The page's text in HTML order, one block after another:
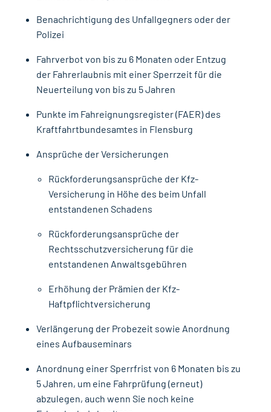
Benachrichtigung des Unfallgegners oder der
Polizei
Fahrverbot von bis zu 6 Monaten oder Entzug
der Fahrerlaubnis mit einer Sperrzeit für die
Neuerteilung von bis zu 5 Jahren
Punkte im Fahreignungsregister (FAER) des
Kraftfahrtbundesamtes in Flensburg
Ansprüche der Versicherungen
Rückforderungsansprüche der Kfz-
Versicherung in Höhe des beim Unfall
entstandenen Schadens
Rückforderungsansprüche der
Rechtsschutzversicherung für die
entstandenen Anwaltsgebühren
Erhöhung der Prämien der Kfz-
Haftpflichtversicherung
Verlängerung der Probezeit sowie Anordnung
eines Aufbauseminars
Anordnung einer Sperrfrist von 6 Monaten bis zu
5 Jahren, um eine Fahrprüfung (erneut)
abzulegen, auch wenn Sie noch keine